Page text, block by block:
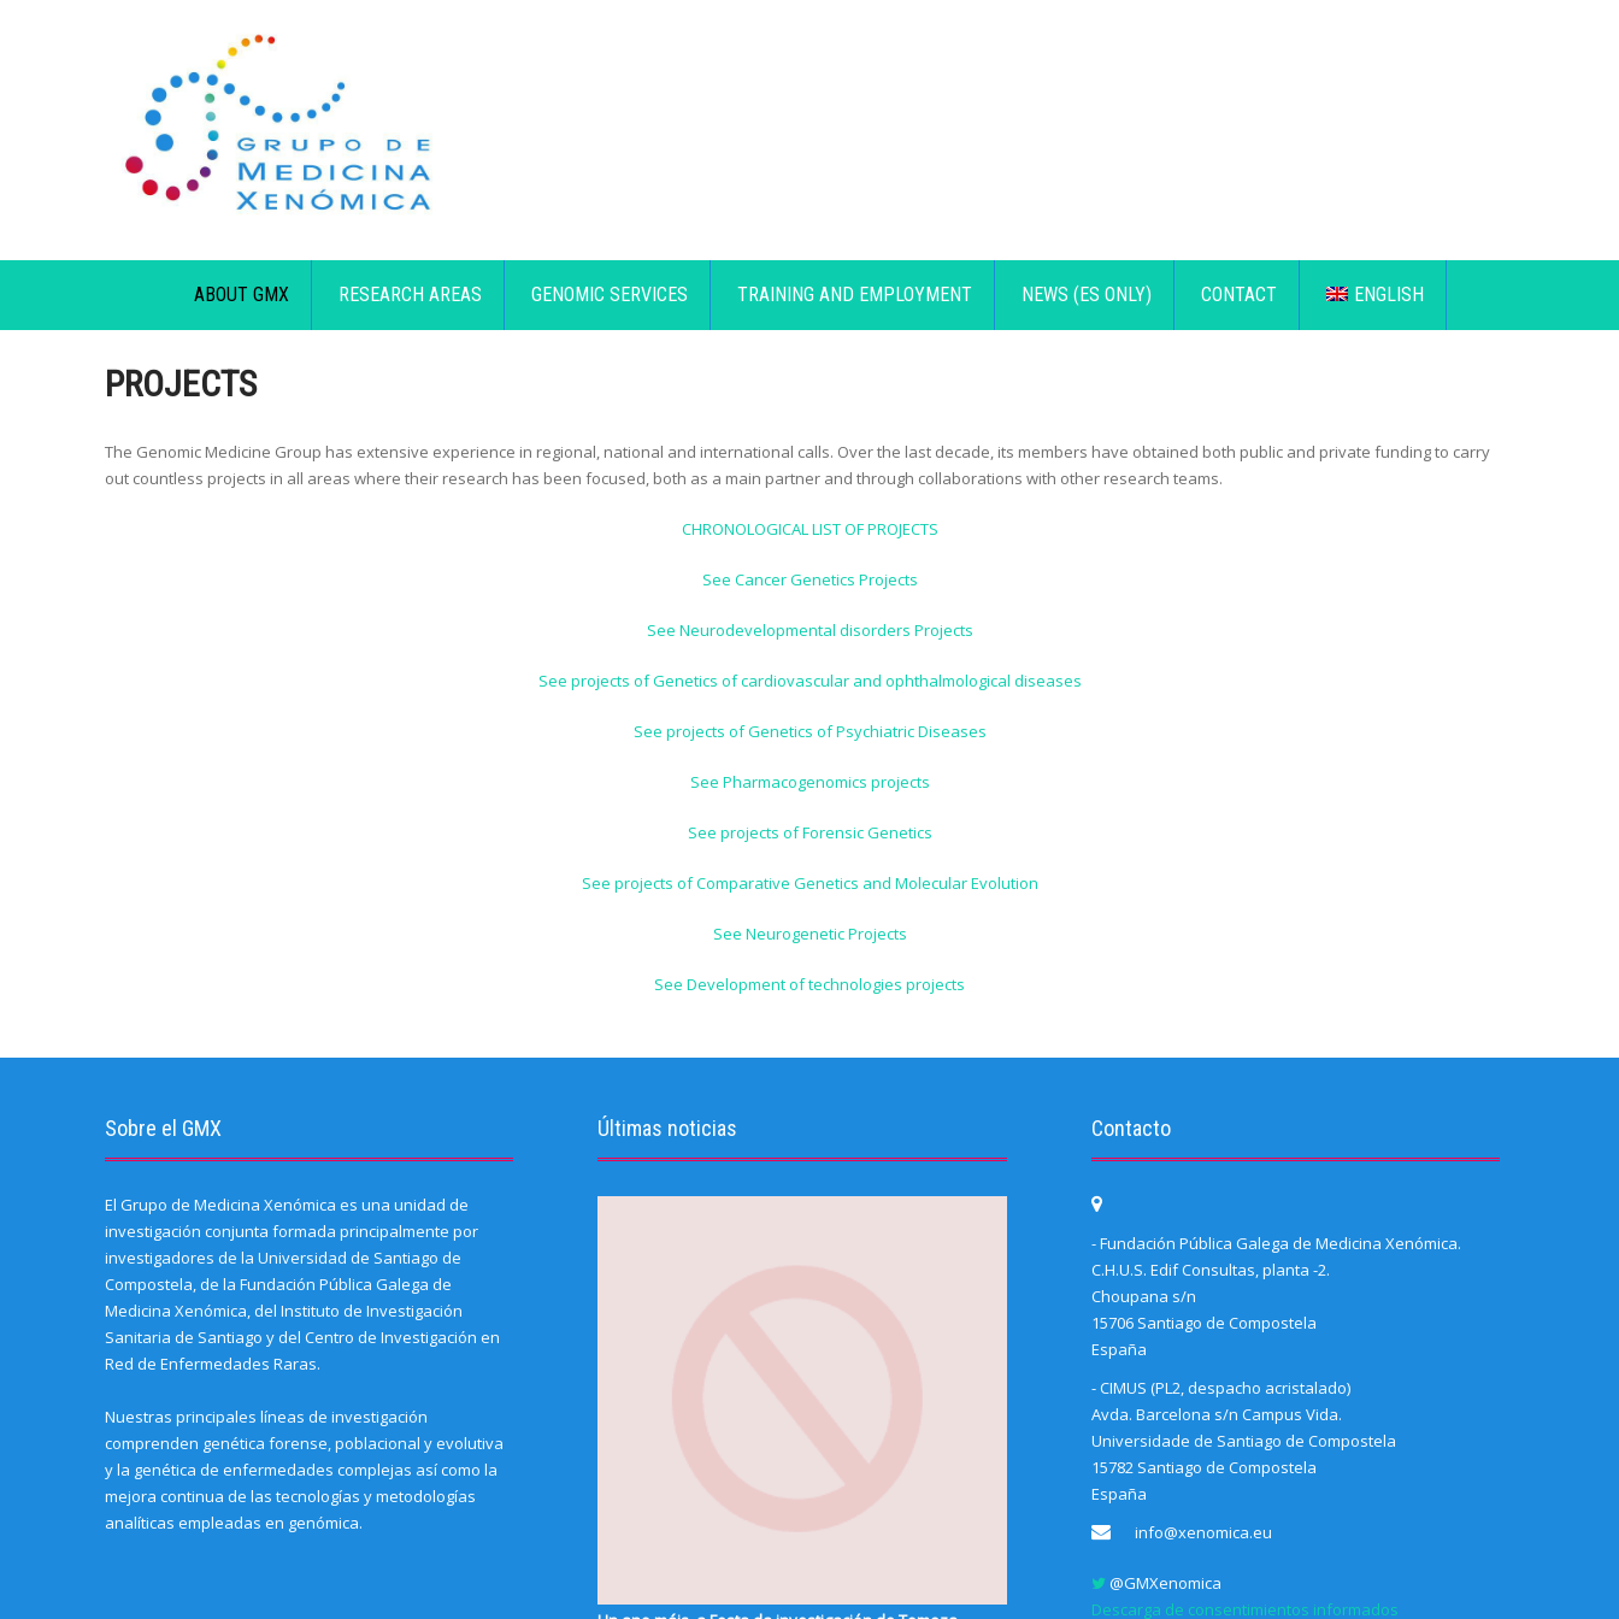
ABOUT GMX RESEARCH AREAS GENOMIC SERVICES TRAINING AND EMPLOYMENT NEWS (ES ONLY) CONTACT ENGLISH
PROJECTS
The Genomic Medicine Group has extensive experience in regional, national and international calls. Over the last decade, its members have obtained both public and private funding to carry
out countless projects in all areas where their research has been focused, both as a main partner and through collaborations with other research teams.
CHRONOLOGICAL LIST OF PROJECTS
See Cancer Genetics Projects
See Neurodevelopmental disorders Projects
See projects of Genetics of cardiovascular and ophthalmological diseases
See projects of Genetics of Psychiatric Diseases
See Pharmacogenomics projects
See projects of Forensic Genetics
See projects of Comparative Genetics and Molecular Evolution
See Neurogenetic Projects
See Development of technologies projects
Sobre el GMX
El Grupo de Medicina Xenómica es una unidad de
investigación conjunta formada principalmente por
investigadores de la Universidad de Santiago de
Compostela, de la Fundación Pública Galega de
Medicina Xenómica, del Instituto de Investigación
Sanitaria de Santiago y del Centro de Investigación en
Red de Enfermedades Raras.
Nuestras principales líneas de investigación
comprenden genética forense, poblacional y evolutiva
y la genética de enfermedades complejas así como la
mejora continua de las tecnologías y metodologías
analíticas empleadas en genómica.
Últimas noticias Contacto
- Fundación Pública Galega de Medicina Xenómica.
C.H.U.S. Edif Consultas, planta -2.
Choupana s/n
15706 Santiago de Compostela
España
- CIMUS (PL2, despacho acristalado)
Avda. Barcelona s/n Campus Vida.
Universidade de Santiago de Compostela
15782 Santiago de Compostela
España
info@xenomica.eu
@GMXenomica
Descarga de consentimientos informados